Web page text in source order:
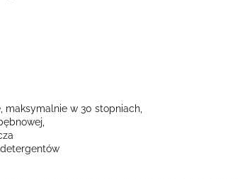
maksymalnie w 30 stopniach,